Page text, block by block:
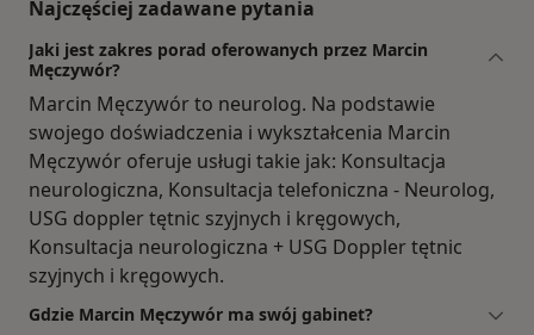
Najczęściej zadawane pytania
Jaki jest zakres porad oferowanych przez Marcin
Męczywór?
Marcin Męczywór to neurolog. Na podstawie
swojego doświadczenia i wykształcenia Marcin
Męczywór oferuje usługi takie jak: Konsultacja
neurologiczna, Konsultacja telefoniczna - Neurolog,
USG doppler tętnic szyjnych i kręgowych,
Konsultacja neurologiczna + USG Doppler tętnic
szyjnych i kręgowych.
Gdzie Marcin Męczywór ma swój gabinet?